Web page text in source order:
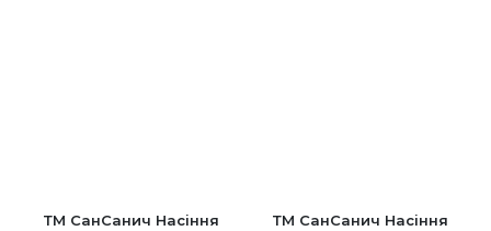
ТМ СанСанич Насіння
ТМ СанСанич Насіння